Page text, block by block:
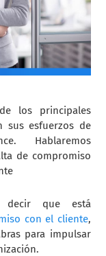
los principales
sus esfuerzos de
Hablaremos
de compromiso
que está
con el cliente,
para impulsar